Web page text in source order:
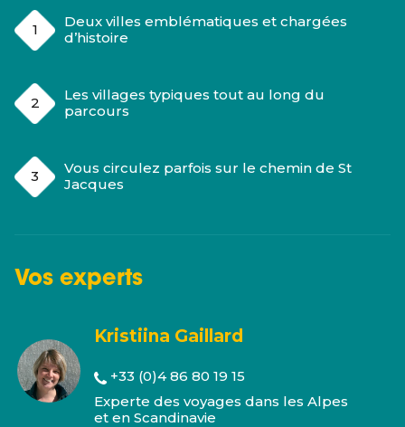
Deux villes emblématiques et chargées
d’histoire
Les villages typiques tout au long du
parcours
Vous circulez parfois sur le chemin de St
Jacques
Vos experts
Kristiina Gaillard
+33 (0)4 86 80 19 15
Experte des voyages dans les Alpes
et en Scandinavie